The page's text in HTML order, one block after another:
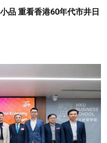
品 重看香港60年代市井日